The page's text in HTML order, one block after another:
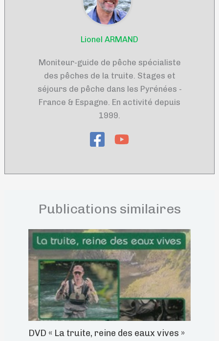
Lionel ARMAND
Moniteur-guide de pêche spécialiste
des pêches de la truite. Stages et
séjours de pêche dans les Pyrénées -
France & Espagne. En activité depuis
1999.
Publications similaires
DVD « La truite, reine des eaux vives »